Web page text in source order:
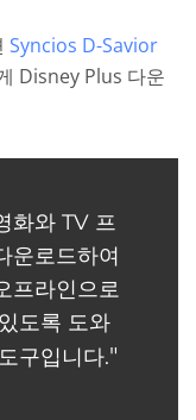
Syncios D-Savior
Disney Plus 다운
화와 TV 프
운로드하여
프라인으로
도록 도와
구입니다.